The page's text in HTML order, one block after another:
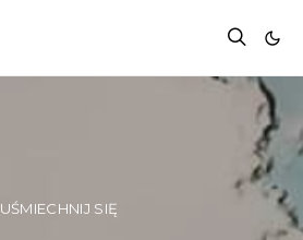
UŚMIECHNIJ SIĘ